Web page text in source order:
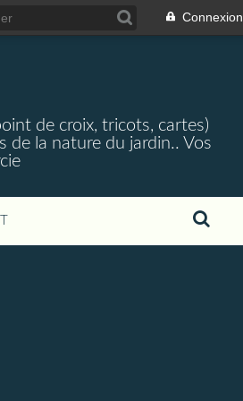
Connexion
de croix, tricots, cartes)
de la nature du jardin.. Vos